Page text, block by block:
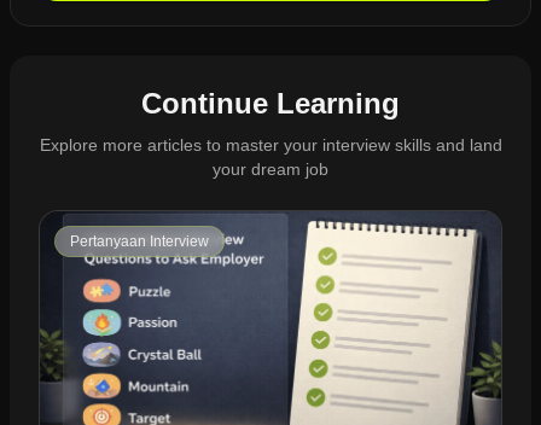
Continue Learning
Explore more articles to master your interview skills and land
your dream job
Pertanyaan Interview